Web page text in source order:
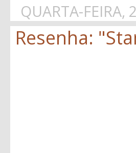
QUARTA-FEIRA,
Resenha: